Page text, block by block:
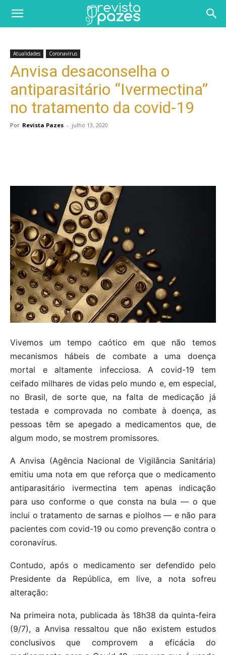
Atualidades Coronavírus
Anvisa desaconselha o
antiparasitário “Ivermectina”
no tratamento da covid-19
Por Revista Pazes - julho 13, 2020
Vivemos um tempo caótico em que não temos
mecanismos hábeis de combate a uma doença
mortal e altamente infecciosa. A covid-19 tem
ceifado milhares de vidas pelo mundo e, em especial,
no Brasil, de sorte que, na falta de medicação já
testada e comprovada no combate à doença, as
pessoas têm se apegado a medicamentos que, de
algum modo, se mostrem promissores.
A Anvisa (Agência Nacional de Vigilância Sanitária)
emitiu uma nota em que reforça que o medicamento
antiparasitário ivermectina tem apenas indicação
para uso conforme o que consta na bula — o que
inclui o tratamento de sarnas e piolhos — e não para
pacientes com covid-19 ou como prevenção contra o
coronavírus.
Contudo, após o medicamento ser defendido pelo
Presidente da República, em live, a nota sofreu
alteração:
Na primeira nota, publicada às 18h38 da quinta-feira
(9/7), a Anvisa ressaltou que não existem estudos
conclusivos que comprovem a eficácia do